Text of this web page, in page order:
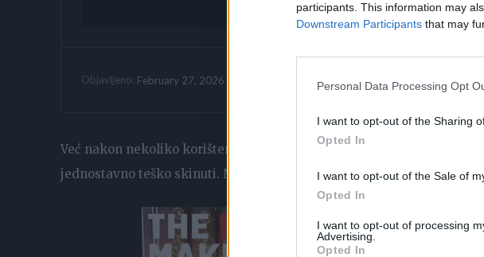
participants. This information may
Downstream Participants that may
Personal Data Processing Opt
I want to opt-out of the Sharing
Opted In
I want to opt-out of the Sale of
Opted In
I want to opt-out of processing
Advertising.
Opted In
Objavljeno: February 27, 2026 Vrijeme citanja: Manje od 1
Već nakon nekoliko korištenja, kuhinjske krpe gube na svojoj bjelini
jednostavno teško skinuti. Na svu sreću, postoji recept naših baka koji